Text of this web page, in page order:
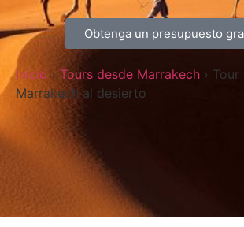
Obtenga un presupuesto
Inicio › Tours desde Marrakech ›
Marrakech al desierto